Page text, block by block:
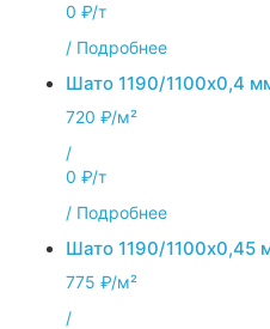
0 ₽/т
/ Подробнее
Шато 1190/1100x0,4
720 ₽/м²
/
0 ₽/т
/ Подробнее
Шато 1190/1100x0,45
775 ₽/м²
/